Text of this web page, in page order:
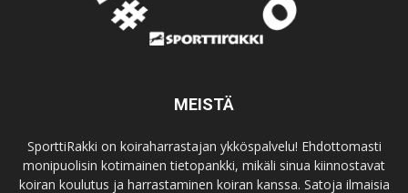
MEISTÄ
SporttiRakki on koiraharrastajan ykköspalvelu! Ehdottomasti
monipuolisin kotimainen tietopankki, mikäli sinua kiinnostavat
koiran koulutus ja harrastaminen koiran kanssa. Satoja ilmaisia